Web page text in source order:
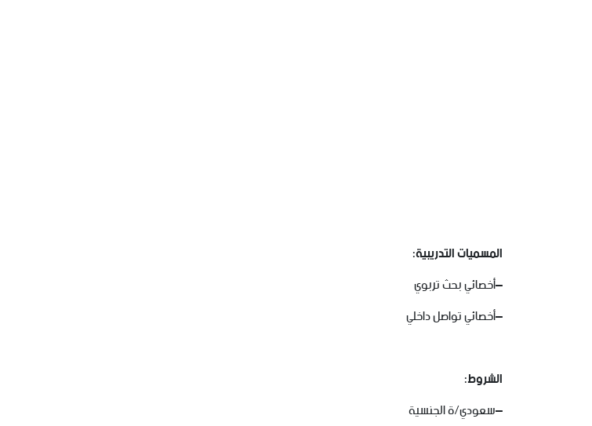
المسمياتالتدريبية:
–أخصائي بحث تربوي
–أخصائي تواصل داخلي
الشروط:
–سعودي/ةالجنسية